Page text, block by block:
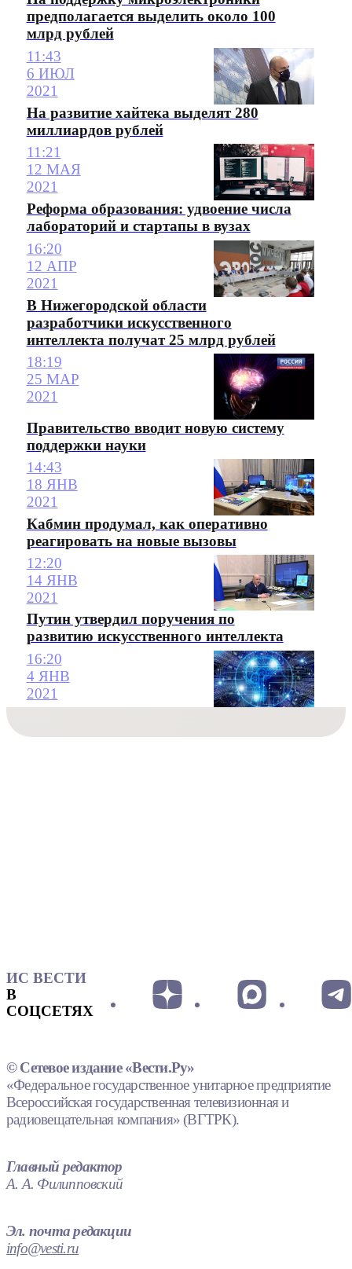
предполагается выделить около 100
млрд рублей
11:43
6 ИЮЛ
2021
На развитие хайтека выделят 280
миллиардов рублей
11:21
12 МАЯ
2021
Реформа образования: удвоение числа
лабораторий и стартапы в вузах
16:20
12 АПР
2021
В Нижегородской области
разработчики искусственного
интеллекта получат 25 млрд рублей
18:19
25 МАР
2021
Правительство вводит новую систему
поддержки науки
14:43
18 ЯНВ
2021
Кабмин продумал, как оперативно
реагировать на новые вызовы
12:20
14 ЯНВ
2021
Путин утвердил поручения по
развитию искусственного интеллекта
16:20
4 ЯНВ
2021
ИС ВЕСТИ
В
СОЦСЕТЯХ
© Сетевое издание «Вести.Ру»
«Федеральное государственное унитарное предприятие
Всероссийская государственная телевизионная и
радиовещательная компания» (ВГТРК).
Главный редактор
А. А. Филипповский
Эл. почта редакции
info@vesti.ru